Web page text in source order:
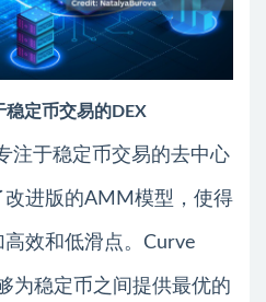
稳定币交易的DEX
注于稳定币交易的去中心
进版的AMM模型，使得
效和低滑点。Curve
为稳定币之间提供最优的